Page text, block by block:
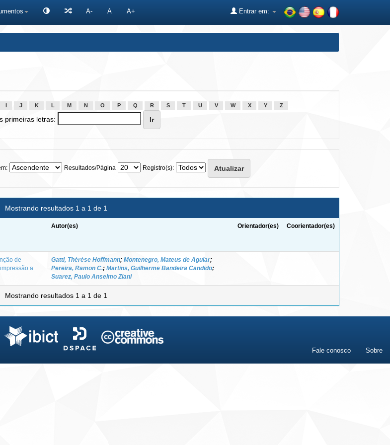
A- A A+ Entrar em:
J K L M N O P Q R S T U V W X Y Z
primeiras letras:
Resultados/Página Registro(s):
Mostrando resultados 1 a 1 de 1
Autor(es) Orientador(es) Coorientador(es)
de
a
Gatti, Thérése Hoffmann; Montenegro, Mateus de Aguiar;
Pereira, Ramon C.; Martins, Guilherme Bandeira Candido;
Suarez, Paulo Anselmo Ziani
- -
Mostrando resultados 1 a 1 de 1
Fale conosco Sobre